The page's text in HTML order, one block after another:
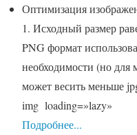
Оптимизация
1. Исходный размер
PNG формат
необходимости (но
может весить меньше
img loading=»lazy»
Подробнее...